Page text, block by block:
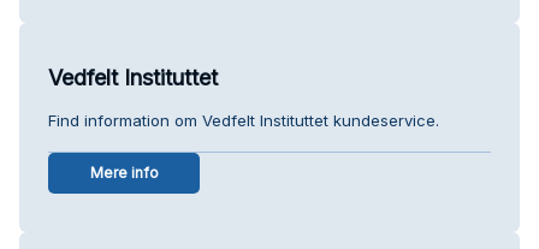
Vedfelt Instituttet
Find information om Vedfelt Instituttet kundeservice.
Mere info